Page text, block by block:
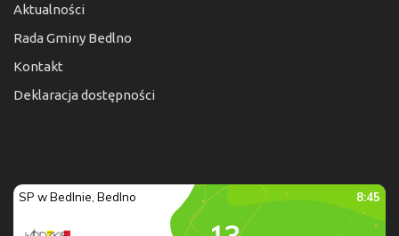
Aktualności
Rada Gminy Bedlno
Kontakt
Deklaracja dostępności